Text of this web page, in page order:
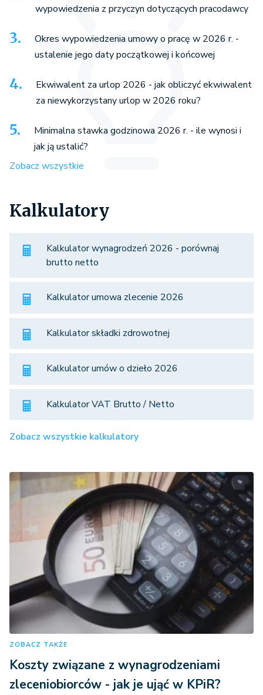
wypowiedzenia z przyczyn dotyczących pracodawcy
Okres wypowiedzenia umowy o pracę w 2026 r. -
ustalenie jego daty początkowej i końcowej
Ekwiwalent za urlop 2026 - jak obliczyć ekwiwalent
za niewykorzystany urlop w 2026 roku?
Minimalna stawka godzinowa 2026 r. - ile wynosi i
jak ją ustalić?
Zobacz wszystkie
Kalkulatory
Kalkulator wynagrodzeń 2026 - porównaj
brutto netto
Kalkulator umowa zlecenie 2026
Kalkulator składki zdrowotnej
Kalkulator umów o dzieło 2026
Kalkulator VAT Brutto / Netto
Zobacz wszystkie kalkulatory
ZOBACZ TAKŻE
Koszty związane z wynagrodzeniami
zleceniobiorców - jak je ująć w KPiR?